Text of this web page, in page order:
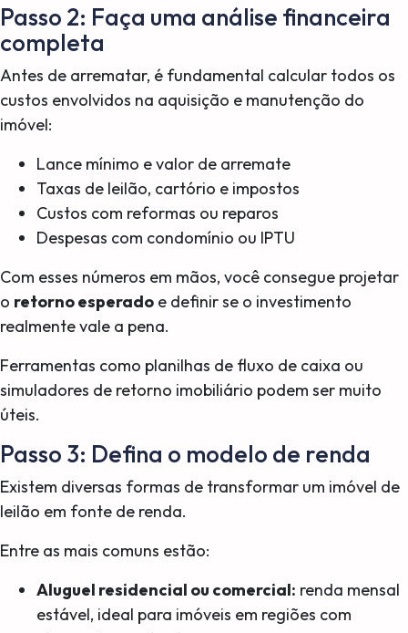
Passo 2: Faça uma análise financeira
completa
Antes de arrematar, é fundamental calcular todos os
custos envolvidos na aquisição e manutenção do
imóvel:
Lance mínimo e valor de arremate
Taxas de leilão, cartório e impostos
Custos com reformas ou reparos
Despesas com condomínio ou IPTU
Com esses números em mãos, você consegue projetar
o retorno esperado e definir se o investimento
realmente vale a pena.
Ferramentas como planilhas de fluxo de caixa ou
simuladores de retorno imobiliário podem ser muito
úteis.
Passo 3: Defina o modelo de renda
Existem diversas formas de transformar um imóvel de
leilão em fonte de renda.
Entre as mais comuns estão:
Aluguel residencial ou comercial: renda mensal
estável, ideal para imóveis em regiões com